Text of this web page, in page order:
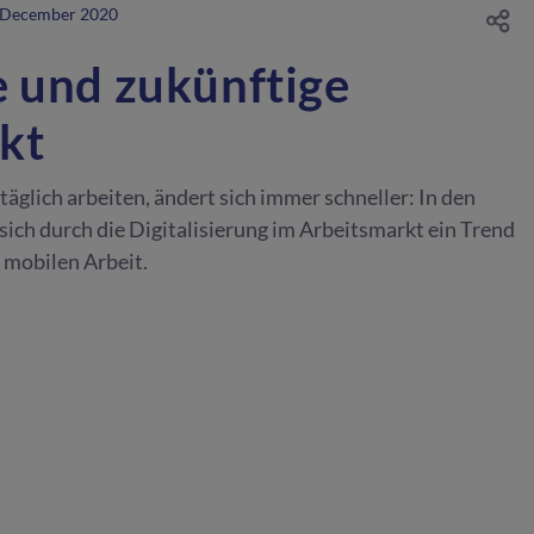
2020
und zukünftige
arbeiten, ändert sich immer schneller: In den
durch die Digitalisierung im Arbeitsmarkt ein Trend
Arbeit.